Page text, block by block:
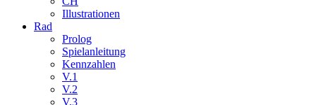
Illustrationen
Rad
Prolog
Spielanleitung
Kennzahlen
V.1
V.2
V.3